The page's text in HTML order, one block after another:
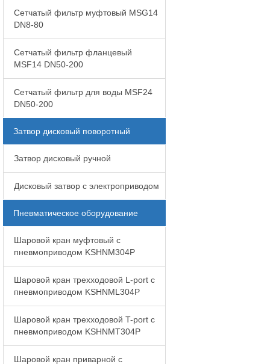
Сетчатый фильтр муфтовый MSG14
DN8-80
Сетчатый фильтр фланцевый
MSF14 DN50-200
Сетчатый фильтр для воды MSF24
DN50-200
Затвор дисковый поворотный
Затвор дисковый ручной
Дисковый затвор с электроприводом
Пневматическое оборудование
Шаровой кран муфтовый с
пневмоприводом KSHNM304P
Шаровой кран трехходовой L-port с
пневмоприводом KSHNML304P
Шаровой кран трехходовой T-port с
пневмоприводом KSHNMT304P
Шаровой кран приварной с